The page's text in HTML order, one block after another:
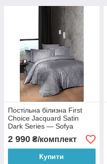
Постільна білизна First
Choice Jacquard Satin
Dark Series — Sofya
Quicksilver
2 990 ₴/комплект
Купити